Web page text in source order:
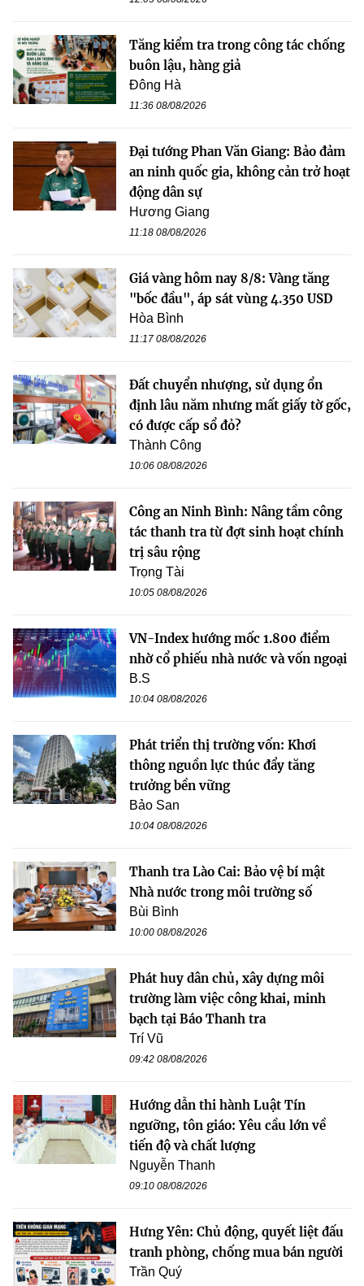
Tăng kiểm tra trong công tác chống
buôn lậu, hàng giả
Đông Hà
11:36 08/08/2026
Đại tướng Phan Văn Giang: Bảo đảm
an ninh quốc gia, không cản trở hoạt
động dân sự
Hương Giang
11:18 08/08/2026
Giá vàng hôm nay 8/8: Vàng tăng
"bốc đầu", áp sát vùng 4.350 USD
Hòa Bình
11:17 08/08/2026
Đất chuyển nhượng, sử dụng ổn
định lâu năm nhưng mất giấy tờ gốc,
có được cấp sổ đỏ?
Thành Công
10:06 08/08/2026
Công an Ninh Bình: Nâng tầm công
tác thanh tra từ đợt sinh hoạt chính
trị sâu rộng
Trọng Tài
10:05 08/08/2026
VN-Index hướng mốc 1.800 điểm
nhờ cổ phiếu nhà nước và vốn ngoại
B.S
10:04 08/08/2026
Phát triển thị trường vốn: Khơi
thông nguồn lực thúc đẩy tăng
trưởng bền vững
Bảo San
10:04 08/08/2026
Thanh tra Lào Cai: Bảo vệ bí mật
Nhà nước trong môi trường số
Bùi Bình
10:00 08/08/2026
Phát huy dân chủ, xây dựng môi
trường làm việc công khai, minh
bạch tại Báo Thanh tra
Trí Vũ
09:42 08/08/2026
Hướng dẫn thi hành Luật Tín
ngưỡng, tôn giáo: Yêu cầu lớn về
tiến độ và chất lượng
Nguyễn Thanh
09:10 08/08/2026
Hưng Yên: Chủ động, quyết liệt đấu
tranh phòng, chống mua bán người
Trần Quý